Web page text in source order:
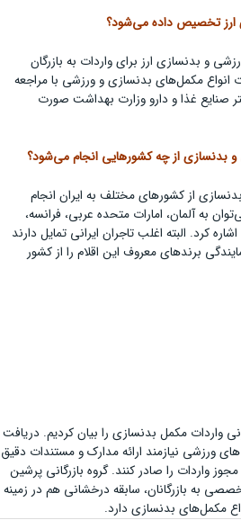
و بدنسازی ارز برای واردات به بازرگان
مکمل‌های بدنسازی و ورزشی با مراجعه
صنایع غذا و دارو وزارت بهداشت صورت
از کشورهای مختلف به ایران انجام
به آلمان، امارات متحده عربی، فرانسه،
کرد. البته اغلب تاجران ایرانی تمایل دارند
برندهای معروف این اقلام را از کشور
واردات مکمل بدنسازی را بیان کردیم. دریافت
ورزشی نیازمند ارائه مدارک و مستندات دقیق
واردات را صادر کنند. گروه بازرگانی پرشین
به بازرگانان، سابقه درخشانی هم در زمینه
مکمل‌های بدنسازی دارد.